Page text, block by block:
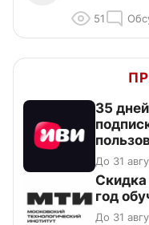
51
35
До 31
год
До 31